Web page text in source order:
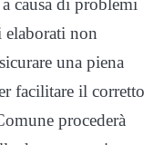
a causa di problemi
elaborati non
una piena
facilitare il corretto
procederà